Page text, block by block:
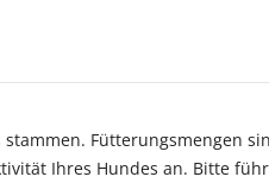
Fütterungsmengen
Ihres Hundes an. Bitte